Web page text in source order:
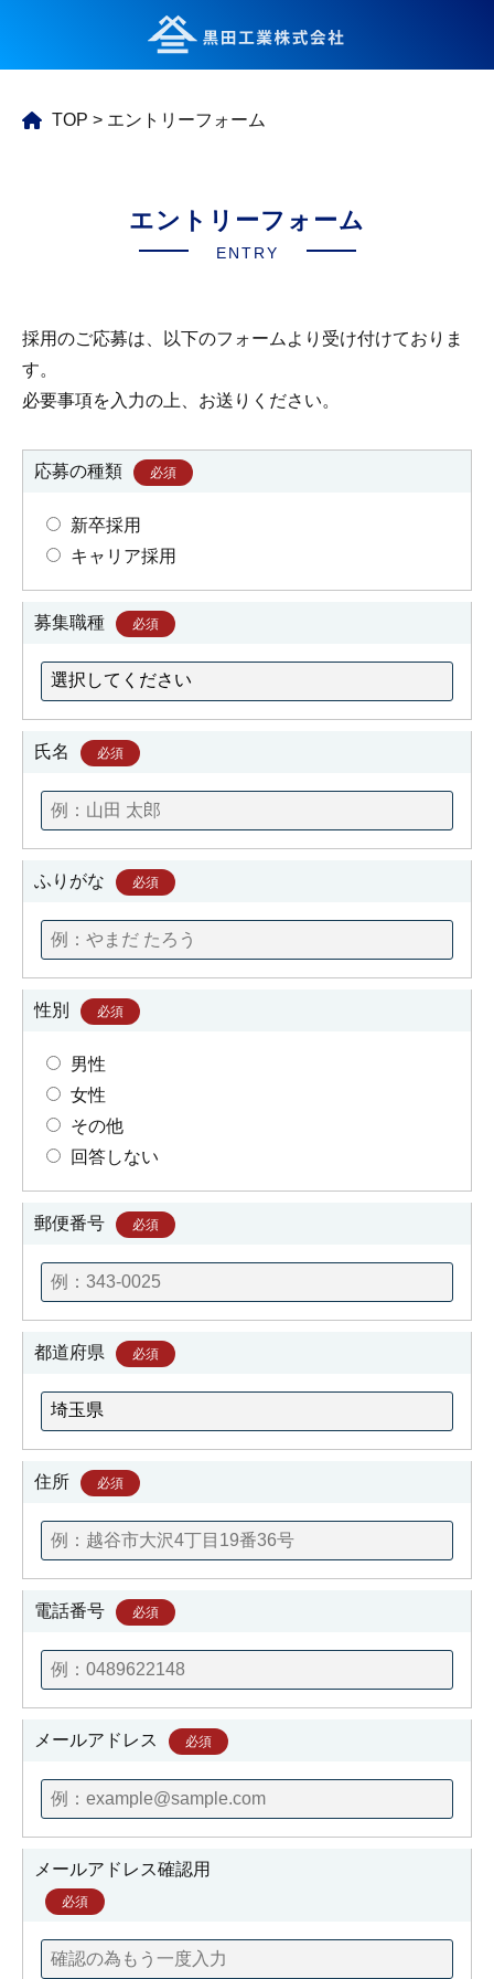
TOP > エントリーフォーム
エントリーフォーム
ENTRY
採用のご応募は、以下のフォームより受け付けておりま
す。
必要事項を入力の上、お送りください。
応募の種類 必須
新卒採用
キャリア採用
募集職種 必須
氏名 必須
ふりがな 必須
性別 必須
男性
女性
その他
回答しない
郵便番号 必須
都道府県 必須
住所 必須
電話番号 必須
メールアドレス 必須
メールアドレス確認用
必須